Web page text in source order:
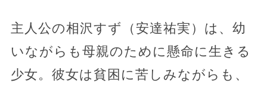
主人公の相沢すず（安達祐実）は、幼
いながらも母親のために懸命に生きる
少女。彼女は貧困に苦しみながらも、